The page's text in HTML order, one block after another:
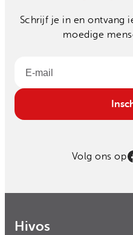
Schrijf je in en ontvang
moedige
Email
Volg ons op
Hivos